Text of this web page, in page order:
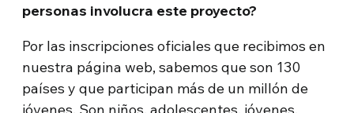
personas involucra este proyecto?
Por las inscripciones oficiales que recibimos en
nuestra página web, sabemos que son 130
países y que participan más de un millón de